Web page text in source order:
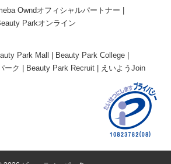
Owndオフィシャルパートナー
Parkオンライン
Park Mall
Beauty Park College
ーク
Beauty Park Recruit えいようJoin